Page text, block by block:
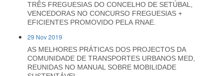
TRÊS FREGUESIAS DO CONCELHO DE SETÚBAL,
VENCEDORAS NO CONCURSO FREGUESIAS +
EFICIENTES PROMOVIDO PELA RNAE.
29 Nov 2019
AS MELHORES PRÁTICAS DOS PROJECTOS DA
COMUNIDADE DE TRANSPORTES URBANOS MED,
REUNIDAS NO MANUAL SOBRE MOBILIDADE